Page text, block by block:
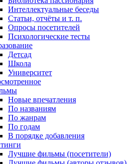
Интеллектуальные беседы
Статьи, отчёты и т. п.
Опросы посетителей
Психологические тесты
Детсад
Школа
Университет
Новые впечатления
По названиям
По жанрам
По годам
В порядке добавления
Лучшие фильмы (посетители)